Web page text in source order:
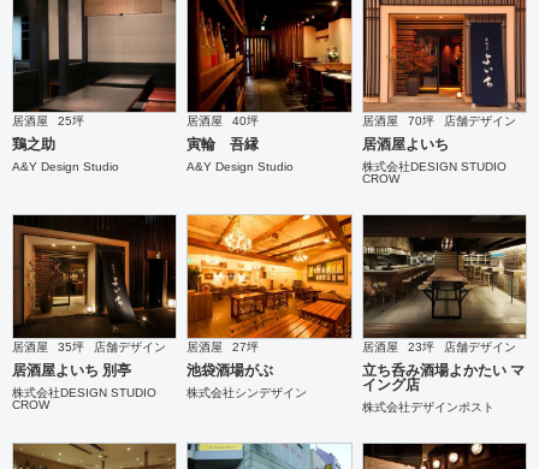
居酒屋 25坪
鶏之助
A&Y Design Studio
居酒屋 40坪
寅輪 吾縁
A&Y Design Studio
居酒屋 70坪 店舗デザイン
居酒屋よいち
株式会社DESIGN STUDIO
CROW
居酒屋 35坪 店舗デザイン
居酒屋よいち 別亭
株式会社DESIGN STUDIO
CROW
居酒屋 27坪
池袋酒場がぶ
株式会社シンデザイン
居酒屋 23坪 店舗デザイン
立ち呑み酒場よかたい マ
イング店
株式会社デザインポスト